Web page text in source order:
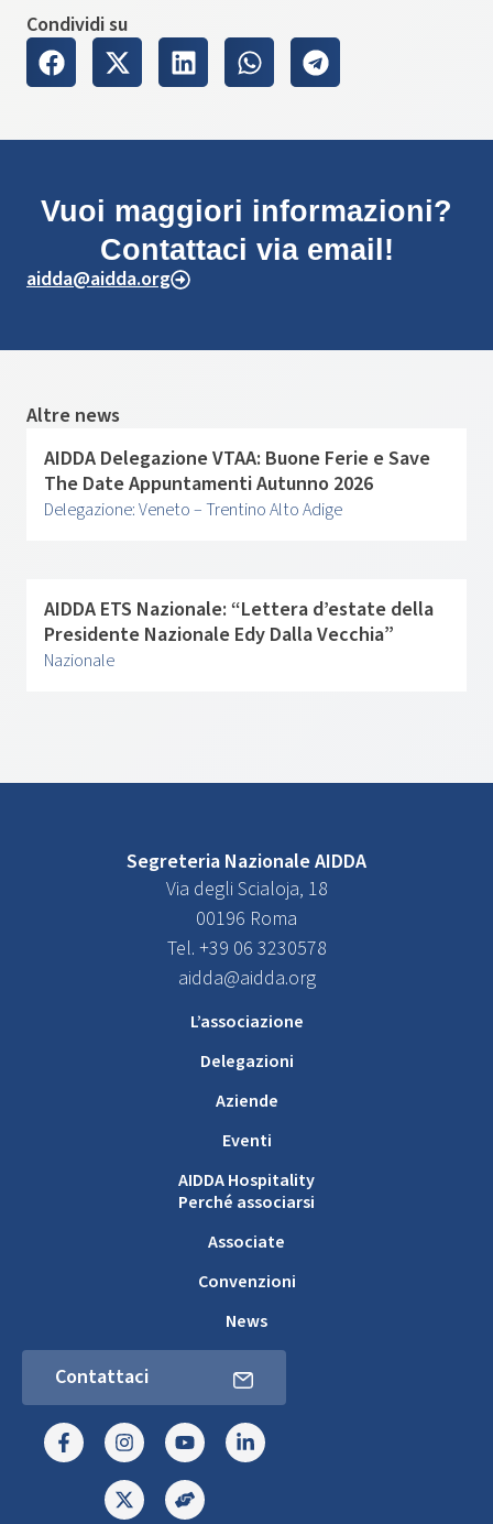
Condividi su
Vuoi maggiori informazioni?
Contattaci via email!
aidda@aidda.org
Altre news
AIDDA Delegazione VTAA: Buone Ferie e Save
The Date Appuntamenti Autunno 2026
Delegazione: Veneto – Trentino Alto Adige
AIDDA ETS Nazionale: “Lettera d’estate della
Presidente Nazionale Edy Dalla Vecchia”
Nazionale
Segreteria Nazionale AIDDA
Via degli Scialoja, 18
00196 Roma
Tel. +39 06 3230578
aidda@aidda.org
L’associazione
Delegazioni
Aziende
Eventi
AIDDA Hospitality
Perché associarsi
Associate
Convenzioni
News
Contattaci